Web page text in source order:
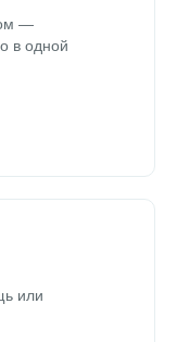
—
в одной
или